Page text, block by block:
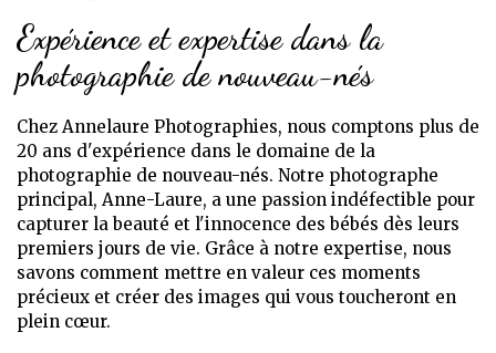
Expérience et expertise dans la
photographie de nouveau-nés
Chez Annelaure Photographies, nous comptons plus de
20 ans d'expérience dans le domaine de la
photographie de nouveau-nés. Notre photographe
principal, Anne-Laure, a une passion indéfectible pour
capturer la beauté et l'innocence des bébés dès leurs
premiers jours de vie. Grâce à notre expertise, nous
savons comment mettre en valeur ces moments
précieux et créer des images qui vous toucheront en
plein cœur.